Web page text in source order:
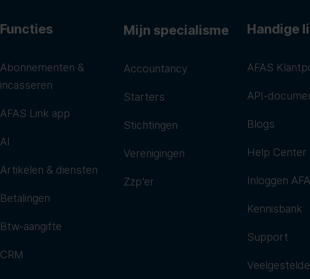
Functies
Abonnementen &
incasseren
AFAS Link app
AI
Artikelen & diensten
Betalingen
Btw-aangifte
CRM
Mijn specialisme
Accountancy
Starters
Stichtingen
Verenigingen
Zzp'er
Handige
AFAS
API-
Blogs
Help Center
Inloggen
Kennisbank
Support